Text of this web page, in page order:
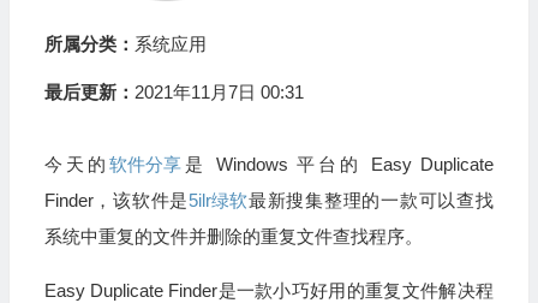
所属分类： 系统应用
最后更新： 2021年11月7日 00:31
今天的软件分享 是 Windows 平台的 Easy Duplicate
Finder，该软件是5ilr绿软最新搜集整理的一款可以查找
系统中重复的文件并删除的重复文件查找程序。
Easy Duplicate Finder是一款小巧好用的重复文件解决程